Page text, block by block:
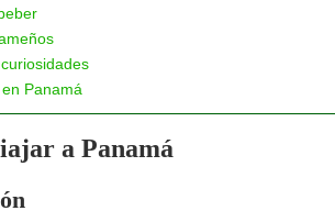
Panamá
a Panamá